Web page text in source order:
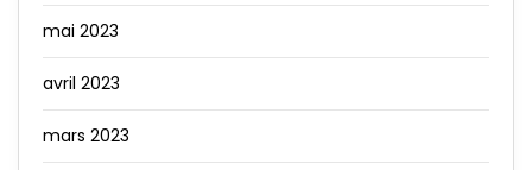
mai 2023
avril 2023
mars 2023